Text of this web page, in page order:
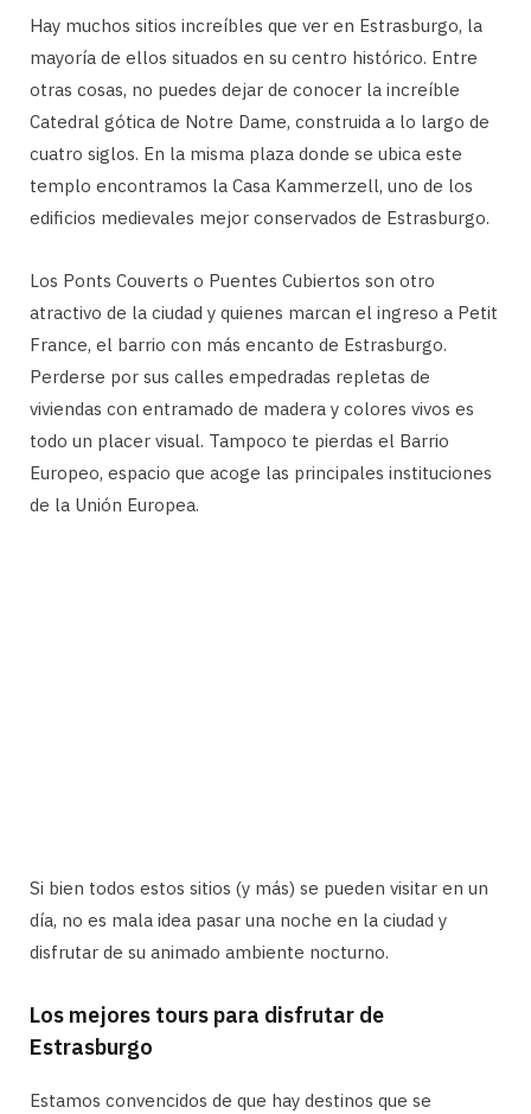
Hay muchos sitios increíbles que ver en Estrasburgo, la
mayoría de ellos situados en su centro histórico. Entre
otras cosas, no puedes dejar de conocer la increíble
Catedral gótica de Notre Dame, construida a lo largo de
cuatro siglos. En la misma plaza donde se ubica este
templo encontramos la Casa Kammerzell, uno de los
edificios medievales mejor conservados de Estrasburgo.
Los Ponts Couverts o Puentes Cubiertos son otro
atractivo de la ciudad y quienes marcan el ingreso a Petit
France, el barrio con más encanto de Estrasburgo.
Perderse por sus calles empedradas repletas de
viviendas con entramado de madera y colores vivos es
todo un placer visual. Tampoco te pierdas el Barrio
Europeo, espacio que acoge las principales instituciones
de la Unión Europea.
Si bien todos estos sitios (y más) se pueden visitar en un
día, no es mala idea pasar una noche en la ciudad y
disfrutar de su animado ambiente nocturno.
Los mejores tours para disfrutar de
Estrasburgo
Estamos convencidos de que hay destinos que se